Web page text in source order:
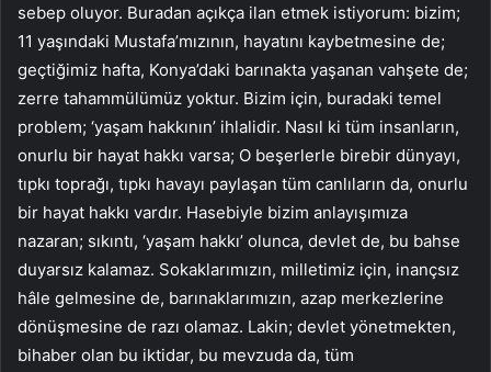
sebep oluyor. Buradan açıkça ilan etmek istiyorum: bizim;
11 yaşındaki Mustafa’mızının, hayatını kaybetmesine de;
geçtiğimiz hafta, Konya’daki barınakta yaşanan vahşete de;
zerre tahammülümüz yoktur. Bizim için, buradaki temel
problem; ‘yaşam hakkının’ ihlalidir. Nasıl ki tüm insanların,
onurlu bir hayat hakkı varsa; O beşerlerle birebir dünyayı,
tıpkı toprağı, tıpkı havayı paylaşan tüm canlıların da, onurlu
bir hayat hakkı vardır. Hasebiyle bizim anlayışımıza
nazaran; sıkıntı, ‘yaşam hakkı’ olunca, devlet de, bu bahse
duyarsız kalamaz. Sokaklarımızın, milletimiz için, inançsız
hâle gelmesine de, barınaklarımızın, azap merkezlerine
dönüşmesine de razı olamaz. Lakin; devlet yönetmekten,
bihaber olan bu iktidar, bu mevzuda da, tüm